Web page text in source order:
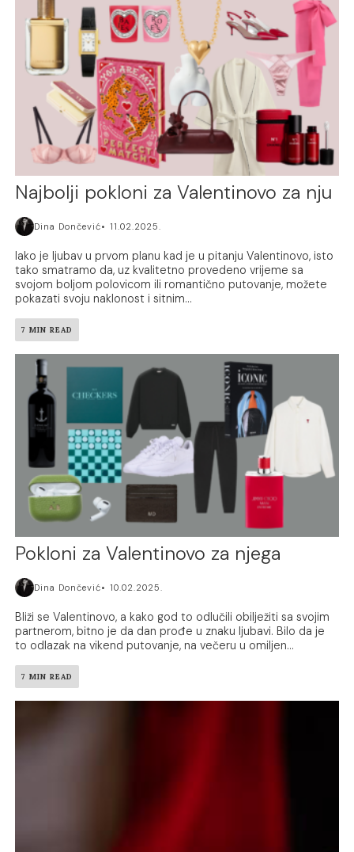
Najbolji pokloni za Valentinovo za nju
Dina Dončević 11.02.2025.
Iako je ljubav u prvom planu kad je u pitanju Valentinovo, isto
tako smatramo da, uz kvalitetno provedeno vrijeme sa
svojom boljom polovicom ili romantično putovanje, možete
pokazati svoju naklonost i sitnim...
7 MIN READ
Pokloni za Valentinovo za njega
Dina Dončević 10.02.2025.
Bliži se Valentinovo, a kako god to odlučili obilježiti sa svojim
partnerom, bitno je da dan prođe u znaku ljubavi. Bilo da je
to odlazak na vikend putovanje, na večeru u omiljen...
7 MIN READ